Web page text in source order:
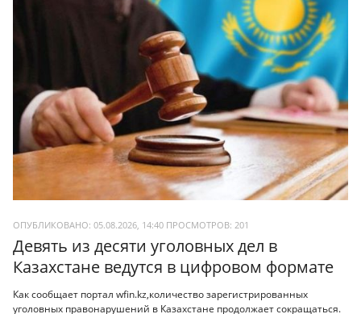
ОПУБЛИКОВАНО: 05.08.2026, 14:40 ПРОСМОТРОВ: 201
Девять из десяти уголовных дел в
Казахстане ведутся в цифровом формате
Как сообщает портал wfin.kz,количество зарегистрированных
уголовных правонарушений в Казахстане продолжает сокращаться.